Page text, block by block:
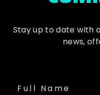
Stay up to date with
news,
Full Name